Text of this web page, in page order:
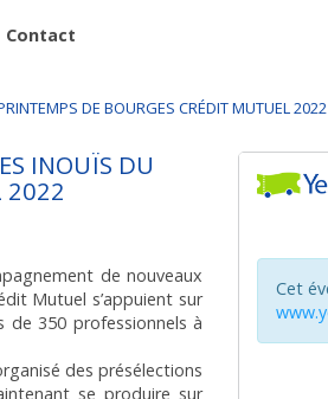
Contact
DE BOURGES CRÉDIT MUTUEL 2022
INOUÏS DU
2022
de nouveaux
Mutuel s’appuient sur
de 350 professionnels à
des présélections
se produire sur